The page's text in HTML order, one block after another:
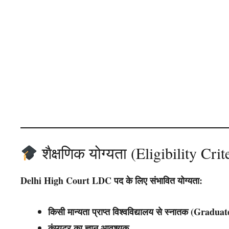
शैक्षणिक योग्यता (Eligibility
Delhi High Court LDC पद के लिए संभावित योग्यता:
किसी मान्यता प्राप्त विश्वविद्यालय से स्नातक